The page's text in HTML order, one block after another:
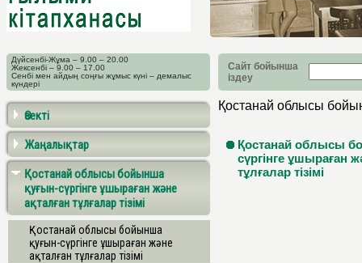
Дүйсенбі-Жұма – 9.00 – 20.00
Жексенбі – 9.00 – 17.00
Сенбі мен айдың соңғы жұмыс күні – демалыс
күндері
Сайт бойынша
іздеу
Өзекті
Жаңалықтар
Қостанай облысы бойынша
қуғын-сүргінге ұшыраған және
ақталған тұлғалар тізімі
Қостанай облысы бойынша
қуғын-сүргінге ұшыраған және
ақталған тұлғалар тізімі
Қостанай облысы
Қостанай облысы
сүргінге ұшыраған
тұлғалар тізімі